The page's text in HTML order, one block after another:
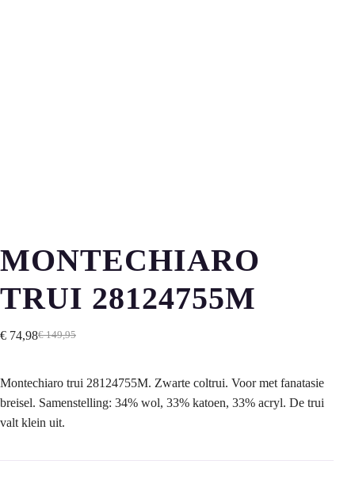
MONTECHIARO
TRUI 28124755M
€149,95
€ 74,98
Montechiaro trui 28124755M. Zwarte coltrui. Voor met fanatasie
breisel. Samenstelling: 34% wol, 33% katoen, 33% acryl. De trui
valt klein uit.